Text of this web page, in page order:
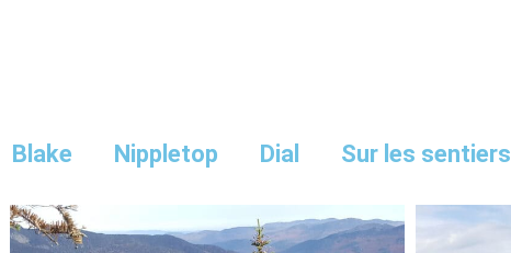
Blake Nippletop Dial Sur les sentiers